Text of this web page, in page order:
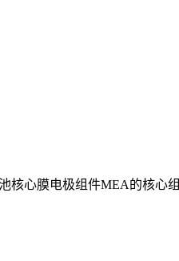
核心膜电极组件MEA的核心